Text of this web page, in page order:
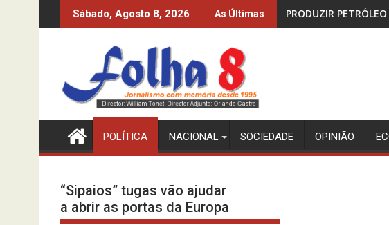
to
Sábado, Agosto 8, 2026 As Últimas
10%? O INE-MPLA DIZ QUE SIM… PRODUZIR PETRÓLEO E IMPORTAR GASOLINA
POLÍTICA NACIONAL SOCIEDADE OPINIÃO
“Sipaios” tugas vão ajudar
a abrir as portas da Europa